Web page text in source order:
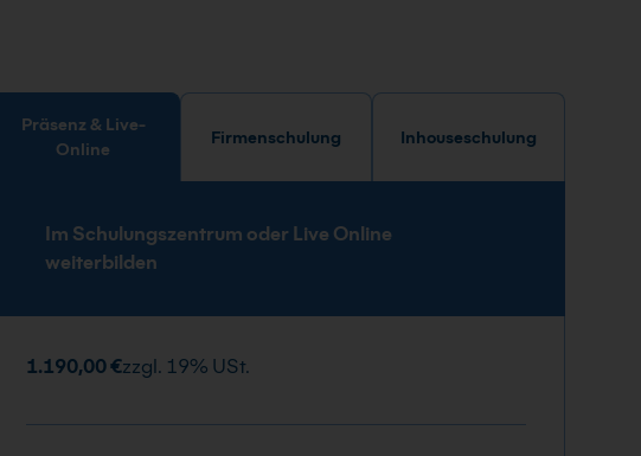
Präsenz & Live-
Online
Firmenschulung Inhouseschulung
Im Schulungszentrum oder Live Online
weiterbilden
1.190,00 €zzgl. 19% USt.